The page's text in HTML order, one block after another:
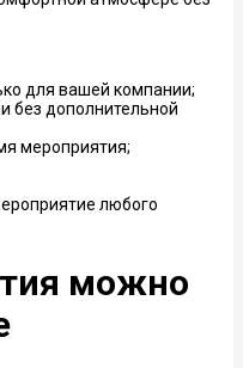
для вашей компании;
без дополнительной
мероприятия;
любого
можно